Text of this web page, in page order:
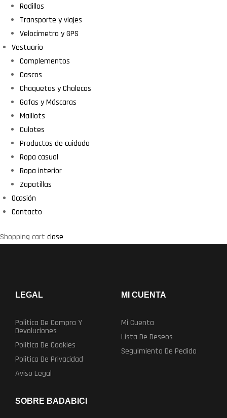
Rodillos
Transporte y viajes
Velocímetro y GPS
Vestuario
Complementos
Cascos
Chaquetas y Chalecos
Gafas y Máscaras
Maillots
Culotes
Productos de cuidado
Ropa casual
Ropa interior
Zapatillas
Ocasión
Contacto
Shopping cart close
LEGAL
Politica De Compra Y
Devoluciones
Politica De Cookies
Politica De Privacidad
Aviso Legal
MI CUENTA
Mi Cuenta
Lista De Deseos
Seguimiento De Pedido
SOBRE BADABICI